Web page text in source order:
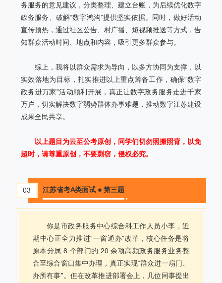
务服务的意见建议，分类整理、建立台账，为后续优化数字
政务服务、破解“数字鸿沟”提供坚实依据。同时，做好活动
宣传预热，通过社区公告、村广播、短视频推送等方式，告
知群众活动时间、地点和内容，吸引更多群众参与。
综上，我将以群众需求为导向，以多方协同为支撑，以
实效落地为目标，扎实推进以上重点筹备工作，确保“数字
政务进万家”活动顺利开展，真正让数字政务服务走进千家
万户，切实解决数字弱势群体办事难题，推动数字江苏建设
成果全民共享。
以上题目为云至公考原创，同学们切勿照搬照背，以免
超时，请尊重原创，不要剽窃，侵权必究。
03 江苏省考A类面试 ● 第三题
你是市政务服务中心综合科工作人员小李，近
期中心正全力推进“一窗通办”改革，核心任务是将
原本分属 8 个部门的 20 余项高频政务服务业务整
合至综合窗口集中办理，真正实现“群众进一扇门、
办所有事”。但在改革推进部署会上，几位同事提出